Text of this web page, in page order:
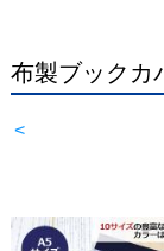
布製ブックカ
<